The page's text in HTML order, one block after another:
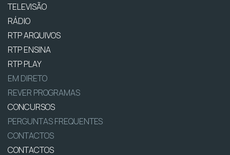
TELEVISÃO
RÁDIO
RTP ARQUIVOS
RTP ENSINA
RTP PLAY
EM DIRETO
REVER PROGRAMAS
CONCURSOS
PERGUNTAS FREQUENTES
CONTACTOS
CONTACTOS